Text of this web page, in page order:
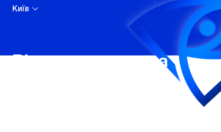
Київ
Вітреоретинальна